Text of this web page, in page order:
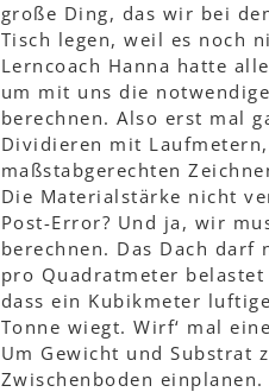
große Ding, das wir bei
Tisch legen, weil es noch
Lerncoach Hanna hatte
um mit uns die
berechnen. Also erst mal
Dividieren mit
maßstabgerechten
Die Materialstärke nicht
Post-Error? Und ja, wir
berechnen. Das Dach
pro Quadratmeter
dass ein Kubikmeter
Tonne wiegt. Wirf‘ mal
Um Gewicht und Substrat
Zwischenboden einplanen.